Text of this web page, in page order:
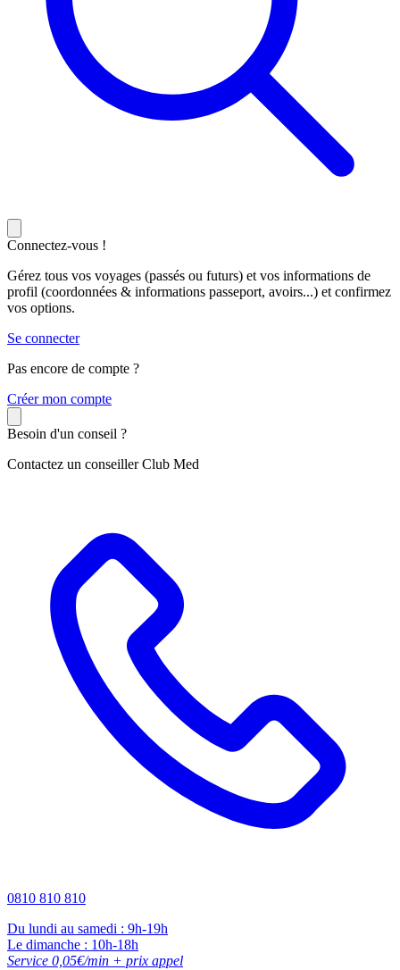
Connectez-vous !
Gérez tous vos voyages (passés ou futurs) et vos informations de
profil (coordonnées & informations passeport, avoirs...) et confirmez
vos options.
Se connecter
Pas encore de compte ?
Créer mon compte
Besoin d'un conseil ?
Contactez un conseiller Club Med
0810 810 810
Du lundi au samedi : 9h-19h
Le dimanche : 10h-18h
Service 0,05€/min + prix appel